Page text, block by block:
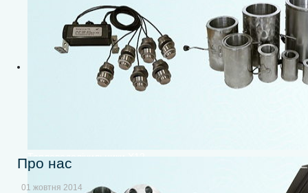
Тепловодолічильники Х12
Про нас
01 жовтня 2014